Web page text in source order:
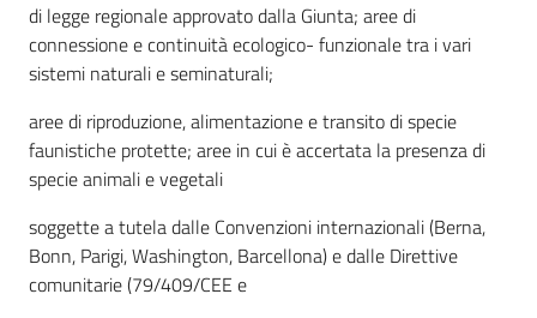
di legge regionale approvato dalla Giunta; aree di
connessione e continuità ecologico- funzionale tra i vari
sistemi naturali e seminaturali;
aree di riproduzione, alimentazione e transito di specie
faunistiche protette; aree in cui è accertata la presenza di
specie animali e vegetali
soggette a tutela dalle Convenzioni internazionali (Berna,
Bonn, Parigi, Washington, Barcellona) e dalle Direttive
comunitarie (79/409/CEE e